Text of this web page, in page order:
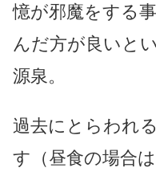
憶が邪魔をする
んだ方が良いと
源泉。
過去にとらわれ
す（昼食の場合